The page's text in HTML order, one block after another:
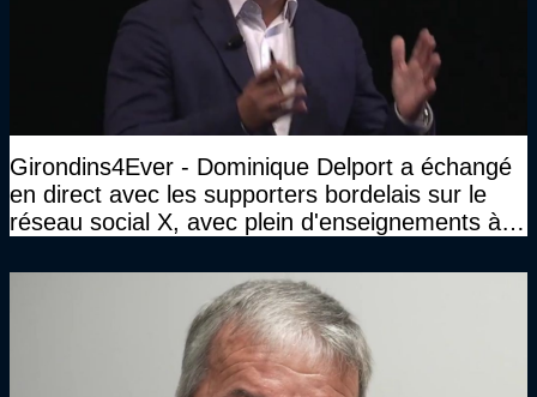
Girondins4Ever - Dominique Delport a échangé
en direct avec les supporters bordelais sur le
réseau social X, avec plein d'enseignements à la